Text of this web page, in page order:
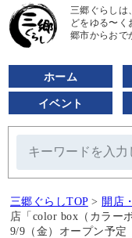
三郷ぐらしは
どをゆる〜
郷市からおで
ホーム
イベント
三郷ぐらしTOP > 開店
店「color box（カラー
9/9（金）オープン予定